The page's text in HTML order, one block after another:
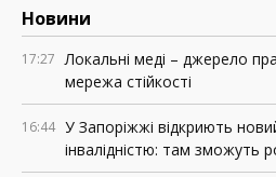
Новини
17:27
Локальні меді – джерело
мережа стійкості
16:44 У Запоріжжі відкриють
інвалідністю: там зможуть